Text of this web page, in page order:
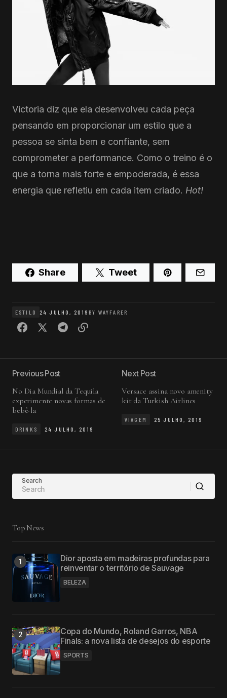
Victoria diz que ela desenvolveu cada peça
pensando em proporcionar um estilo que a
pessoa se sinta bem e confiante, sem
comprometer a performance. Como o treino é o
que a torna mais forte e empoderada, é essa
energia que refletiu em cada item criado. Hot!
Share Tweet
ESTILO 24 JULHO, 2019BY WAYFARER
Previous Post
No Dia Mundial da Tequila
experimente novas formas de
bebê-la
DRINKS 24 JULHO, 2019
Next Post
Versace assina novo amenity
kit da Turkish Airlines
VIAGEM 25 JULHO, 2019
Search
Top News
Dior aposta em madeiras profundas para
reinventar o território de Sauvage
BELEZA
Copa do Mundo, Roland Garros, NBA
Finals: a nova lista de desejos do esporte
SPORTS